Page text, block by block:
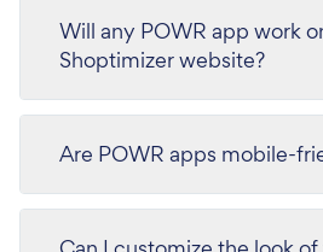
Will any POWR app work
Shoptimizer website?
Are POWR apps mobile-